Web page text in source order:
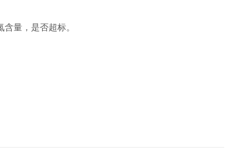
量，是否超标。